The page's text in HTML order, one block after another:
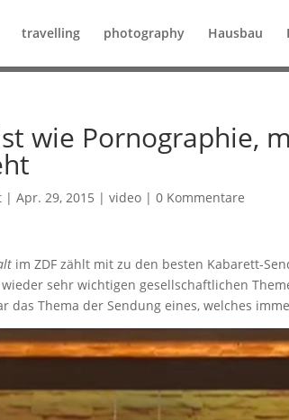
travelling photography Hausbau
wie Pornographie,
|Apr. 29, 2015 |video |0 Kommentare
im ZDF zählt mit zu den besten Kabarett-
sehr wichtigen gesellschaftlichen
das Thema der Sendung eines, welches